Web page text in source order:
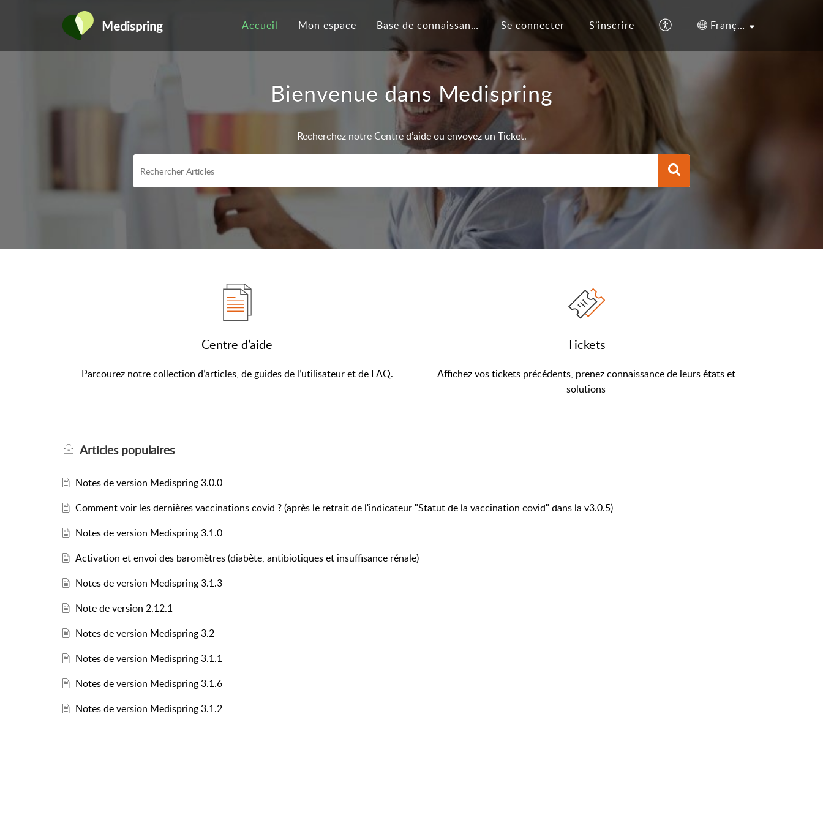
Medispring Accueil Mon espace Base de connaissances Se connecter S’inscrire Français (France)
Bienvenue dans Medispring
Recherchez notre Centre d’aide ou envoyez un Ticket.
Centre d’aide
Parcourez notre collection d’articles, de guides de l’utilisateur et de FAQ.
Tickets
Affichez vos tickets précédents, prenez connaissance de leurs états et
solutions
Articlespopulaires
Notes de version Medispring 3.0.0
Comment voir les dernières vaccinations covid ? (après le retrait de l'indicateur "Statut de la vaccination covid" dans la v3.0.5)
Notes de version Medispring 3.1.0
Activation et envoi des baromètres (diabète, antibiotiques et insuffisance rénale)
Notes de version Medispring 3.1.3
Note de version 2.12.1
Notes de version Medispring 3.2
Notes de version Medispring 3.1.1
Notes de version Medispring 3.1.6
Notes de version Medispring 3.1.2